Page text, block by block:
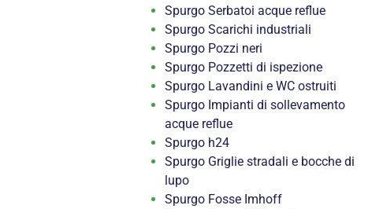
Spurgo Serbatoi acque reflue
Spurgo Scarichi industriali
Spurgo Pozzi neri
Spurgo Pozzetti di ispezione
Spurgo Lavandini e WC ostruiti
Spurgo Impianti di sollevamento
acque reflue
Spurgo h24
Spurgo Griglie stradali e bocche di
lupo
Spurgo Fosse Imhoff